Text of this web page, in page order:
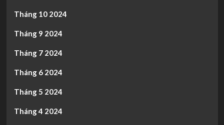
Tháng 10 2024
Tháng 9 2024
Tháng 7 2024
Tháng 6 2024
Tháng 5 2024
Tháng 4 2024